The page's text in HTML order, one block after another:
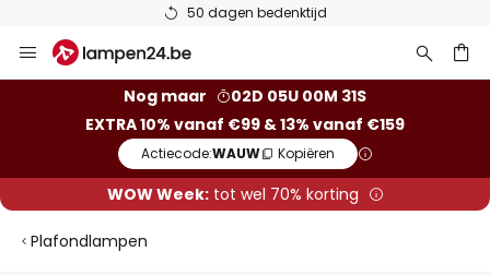
50 dagen bedenktijd
naar
Nog maar
02D 05U 00M 30S
EXTRA 10% vanaf €99 & 13% vanaf €159
Actiecode:WAUW Kopiëren
WOW Week:tot wel 70% korting
Plafondlampen